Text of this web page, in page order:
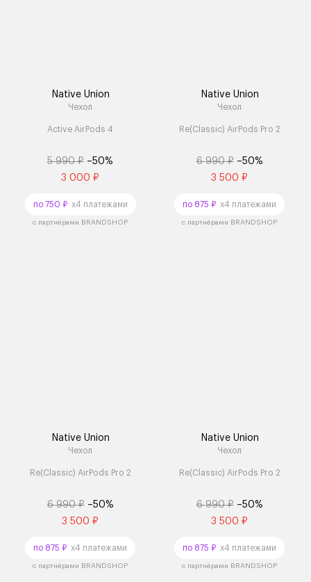
Native Union
Чехол
Active AirPods 4
5 990 ₽ –50%
3 000 ₽
по 750 ₽x4 платежами
с партнёрами BRANDSHOP
Native Union
Чехол
Re(Classic) AirPods Pro 2
6 990 ₽ –50%
3 500 ₽
по 875 ₽ x4 платежами
с партнёрами BRANDSHOP
Native Union
Чехол
Re(Classic) AirPods Pro 2
6 990 ₽ –50%
3 500 ₽
по 875 ₽ x4 платежами
с партнёрами BRANDSHOP
Native Union
Чехол
Re(Classic) AirPods Pro 2
6 990 ₽ –50%
3 500 ₽
по 875 ₽ x4 платежами
с партнёрами BRANDSHOP